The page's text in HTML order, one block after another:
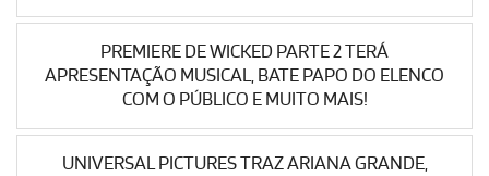
PREMIERE DE WICKED PARTE 2 TERÁ
APRESENTAÇÃO MUSICAL, BATE PAPO DO ELENCO
COM O PÚBLICO E MUITO MAIS!
UNIVERSAL PICTURES TRAZ ARIANA GRANDE,